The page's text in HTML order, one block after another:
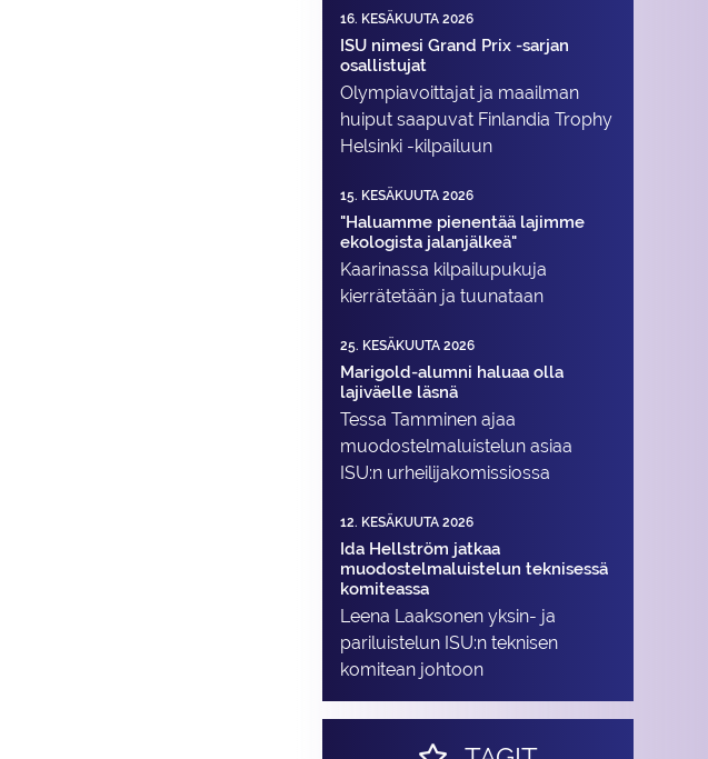
16. KESÄKUUTA 2026
ISU nimesi Grand Prix -sarjan
osallistujat
Olympiavoittajat ja maailman
huiput saapuvat Finlandia Trophy
Helsinki -kilpailuun
15. KESÄKUUTA 2026
"Haluamme pienentää lajimme
ekologista jalanjälkeä"
Kaarinassa kilpailupukuja
kierrätetään ja tuunataan
25. KESÄKUUTA 2026
Marigold-alumni haluaa olla
lajiväelle läsnä
Tessa Tamminen ajaa
muodostelma­luistelun asiaa
ISU:n urheilija­komissiossa
12. KESÄKUUTA 2026
Ida Hellström jatkaa
muodostelmaluistelun teknisessä
komiteassa
Leena Laaksonen yksin- ja
pariluistelun ISU:n teknisen
komitean johtoon